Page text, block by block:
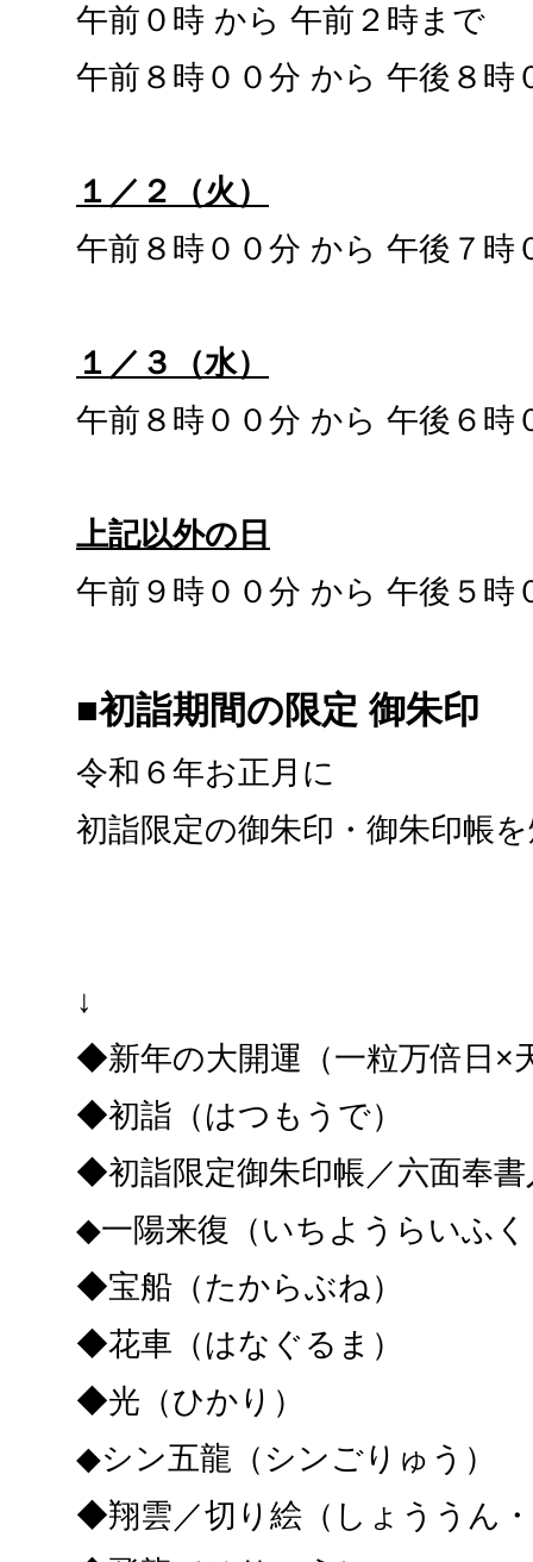
午前０時 から 午前２時まで
午前８時００分 から 午後８時
１／２（火）
午前８時００分 から 午後７時
１／３（水）
午前８時００分 から 午後６時
上記以外の日
午前９時００分 から 午後５時
■初詣期間の限定 御朱印
令和６年お正月に
初詣限定の御朱印・御朱印帳
↓
◆新年の大開運（一粒万倍日×
◆初詣（はつもうで）
◆初詣限定御朱印帳／六面奉
◆一陽来復（いちようらいふ
◆宝船（たからぶね）
◆花車（はなぐるま）
◆光（ひかり）
◆シン五龍（シンごりゅう）
◆翔雲／切り絵（しょううん